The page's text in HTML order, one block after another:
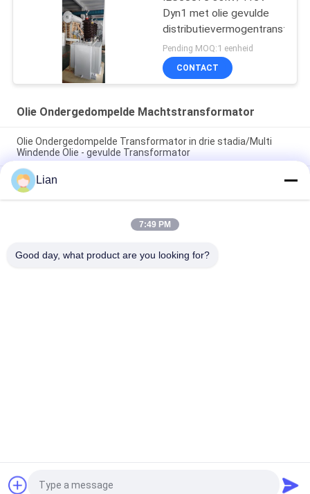
Dyn1 met olie gevulde
Pending MOQ:1 eenheid
CONTACT
Olie Ondergedompelde Machtstransformator
Olie Ondergedompelde Transformator in drie stadia/Multi
Windende Olie - gevulde Transformator
200 kVA 33 kV olie ondergedompelde krachttransformator
met Dyn11 aansluiting voor distributienetwerken
Compacte ONAN-verkoelingsolie ondergedompelde
krachttransformator met aanpasbare opties voor
Vraag een offerte aan
Lian
7:49 PM
Good day, what product are you looking for?